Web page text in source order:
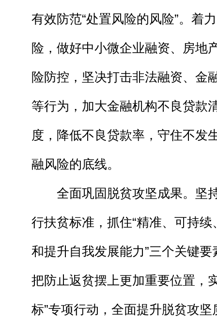
有效防范“处置风险的风险”。着
险，做好中小微企业融资、房地
险防控，坚决打击非法融资、金
等行为，加大金融机构不良贷款
度，降低不良贷款率，守住不发
融风险的底线。
全面巩固脱贫攻坚成果。坚
行扶贫标准，抓住“精准、可持
和提升自我发展能力”三个关键
把防止返贫摆上更加重要位置，
标”专项行动，全面提升脱贫攻